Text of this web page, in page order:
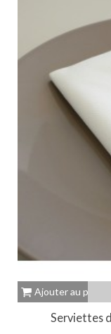
Ajouter au panier
Serviettes